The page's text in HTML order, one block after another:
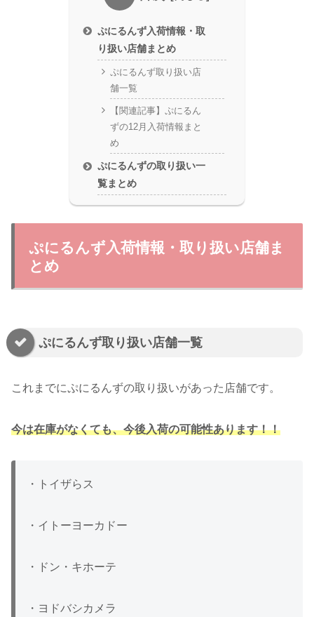
ぷにるんず入荷情報・取
り扱い店舗まとめ
ぷにるんず取り扱い店
舗一覧
【関連記事】ぷにるん
ずの12月入荷情報まと
め
ぷにるんずの取り扱い一
覧まとめ
ぷにるんず入荷情報・取り扱い店舗ま
とめ
ぷにるんず取り扱い店舗一覧
これまでにぷにるんずの取り扱いがあった店舗です。
今は在庫がなくても、今後入荷の可能性あります！！
・トイザらス
・イトーヨーカドー
・ドン・キホーテ
・ヨドバシカメラ